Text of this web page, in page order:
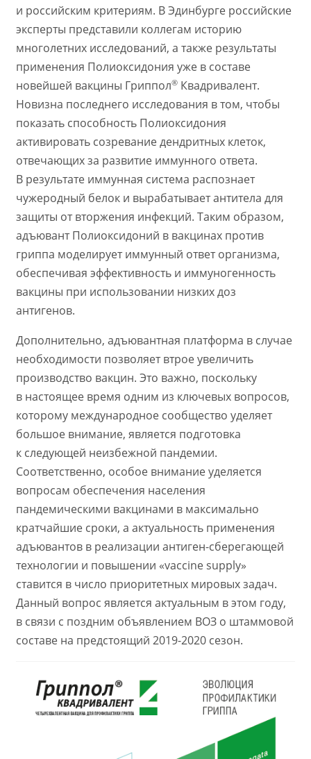
и российским критериям. В Эдинбурге российские
эксперты представили коллегам историю
многолетних исследований, а также результаты
применения Полиоксидония уже в составе
новейшей вакцины Гриппол®Квадривалент.
Новизна последнего исследования в том, чтобы
показать способность Полиоксидония
активировать созревание дендритных клеток,
отвечающих за развитие иммунного ответа.
В результате иммунная система распознает
чужеродный белок и вырабатывает антитела для
защиты от вторжения инфекций. Таким образом,
адъювант Полиоксидоний в вакцинах против
гриппа моделирует иммунный ответ организма,
обеспечивая эффективность и иммуногенность
вакцины при использовании низких доз
антигенов.
Дополнительно, адъювантная платформа в случае
необходимости позволяет втрое увеличить
производство вакцин. Это важно, поскольку
в настоящее время одним из ключевых вопросов,
которому международное сообщество уделяет
большое внимание, является подготовка
к следующей неизбежной пандемии.
Соответственно, особое внимание уделяется
вопросам обеспечения населения
пандемическими вакцинами в максимально
кратчайшие сроки, а актуальность применения
адъювантов в реализации антиген-сберегающей
технологии и повышении «vaccine supply»
ставится в число приоритетных мировых задач.
Данный вопрос является актуальным в этом году,
в связи с поздним объявлением ВОЗ о штаммовой
составе на предстоящий 2019-2020 сезон.